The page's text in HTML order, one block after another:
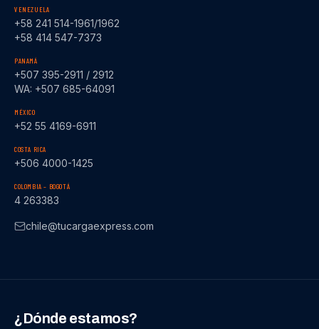
VENEZUELA
+58 241 514-1961/1962
+58 414 547-7373
PANAMÁ
+507 395-2911 / 2912
WA: +507 685-64091
MÉXICO
+52 55 4169-6911
COSTA RICA
+506 4000-1425
COLOMBIA – BOGOTÁ
4 263383
chile@tucargaexpress.com
¿Dónde estamos?